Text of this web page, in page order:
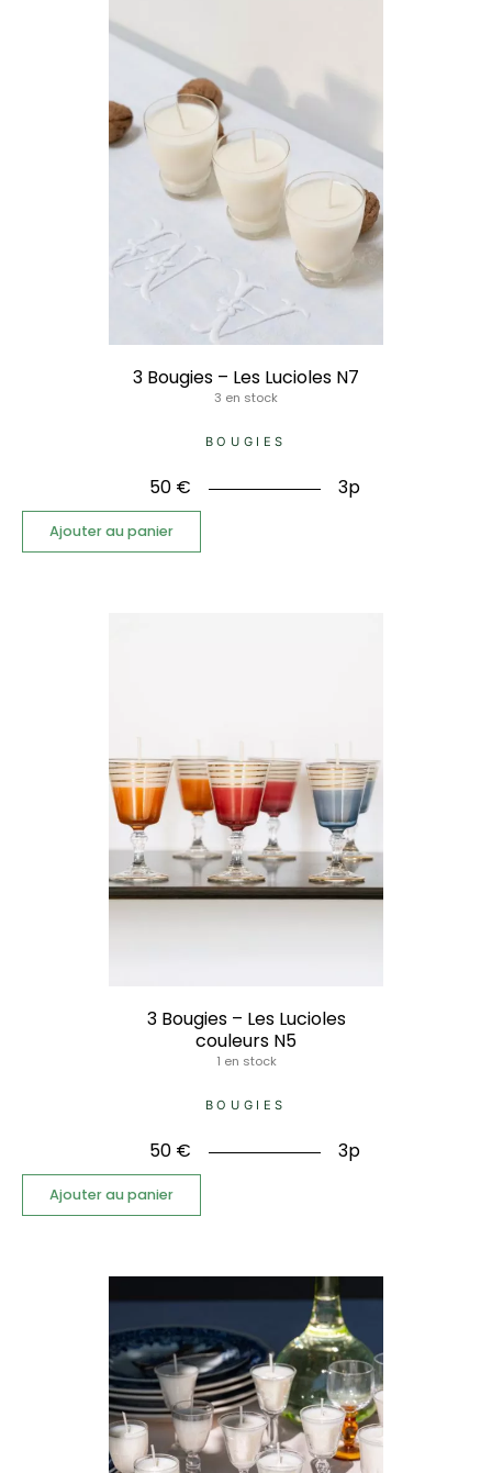
3 Bougies – Les Lucioles N7
3 en stock
BOUGIES
50 € 3p
Ajouter au panier
3 Bougies – Les Lucioles
couleurs N5
1 en stock
BOUGIES
50 € 3p
Ajouter au panier